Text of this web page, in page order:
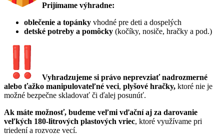
Prijímame výhradne:
oblečenie a topánky vhodné pre deti a dospelých
detské potreby a pomôcky (kočíky, nosiče, hračky a pod.)
Vyhradzujeme si právo neprevziať nadrozmerné
alebo ťažko manipulovateľné veci, plyšové hračky, ktoré nie je
možné bezpečne skladovať či ďalej posunúť.
Ak máte možnosť, budeme veľmi vďační aj za darovanie
veľkých 180-litrových plastových vriec, ktoré využívame pri
triedení a rozvoze vecí.